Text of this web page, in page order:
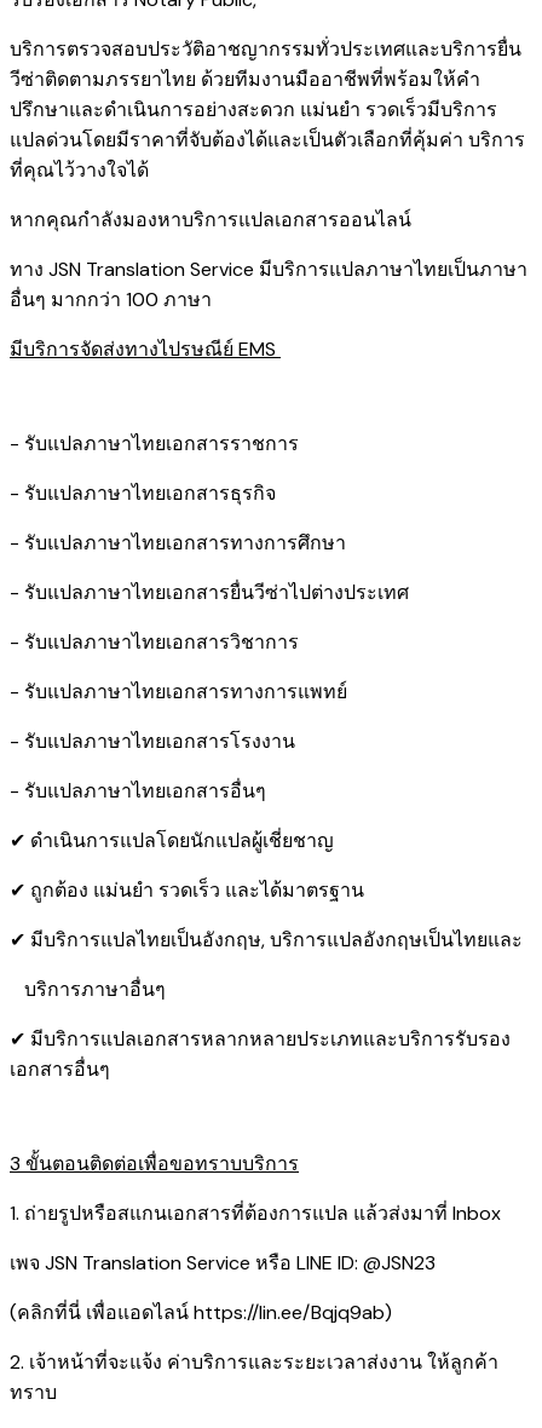
บริการตรวจสอบประวัติอาชญากรรม​ทั่วประเทศและบริการยื่น
วีซ่าติดตามภรรยาไทย ด้วยทีมงานมืออาชีพที่พร้อมให้คำ
ปรึกษาและดำเนินการอย่างสะดวก แม่นยำ รวดเร็วมีบริการ
แปลด่วนโดยมีราคาที่จับต้องได้และเป็นตัวเลือกที่คุ้มค่า บริการ
ที่คุณไว้วางใจได้
หากคุณกำลังมองหาบริการแปลเอกสารออนไลน์
ทาง JSN Translation Service มีบริการแปลภาษาไทยเป็นภาษา
อื่นๆ มากกว่า 100 ภาษา
มีบริการจัดส่งทางไปรษณีย์ EMS
- รับแปลภาษาไทยเอกสารราชการ
- รับแปลภาษาไทยเอกสารธุรกิจ
- รับแปลภาษาไทยเอกสารทางการศึกษา
- รับแปลภาษาไทยเอกสารยื่นวีซ่าไปต่างประเทศ
- รับแปลภาษาไทยเอกสารวิชาการ
- รับแปลภาษาไทยเอกสารทางการแพทย์
- รับแปลภาษาไทยเอกสารโรงงาน
- รับแปลภาษาไทยเอกสารอื่นๆ
✔ ดำเนินการแปลโดยนักแปลผู้เชี่ยชาญ
✔ ถูกต้อง แม่นยำ รวดเร็ว และได้มาตรฐาน
✔ มีบริการแปลไทยเป็นอังกฤษ, บริการแปลอังกฤษเป็นไทยและ
บริการภาษาอื่นๆ
✔ มีบริการแปลเอกสารหลากหลายประเภทและบริการรับรอง​
เอกสารอื่นๆ
3 ขั้นตอนติดต่อเพื่อขอทราบบริการ
1. ถ่ายรูปหรือสแกนเอกสารที่ต้องการแปล แล้วส่งมาที่ Inbox
เพจ JSN Translation Service หรือ LINE ID: @JSN23
(คลิกที่นี่ เพื่อแอดไลน์https://lin.ee/Bqjq9ab)
2. เจ้าหน้าที่จะแจ้ง ค่าบริการและระยะเวลาส่งงาน ให้ลูกค้า
ทราบ